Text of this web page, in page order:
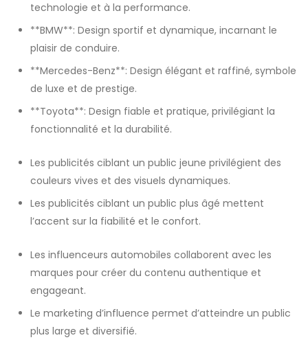
technologie et à la performance.
**BMW**: Design sportif et dynamique, incarnant le
plaisir de conduire.
**Mercedes-Benz**: Design élégant et raffiné, symbole
de luxe et de prestige.
**Toyota**: Design fiable et pratique, privilégiant la
fonctionnalité et la durabilité.
Les publicités ciblant un public jeune privilégient des
couleurs vives et des visuels dynamiques.
Les publicités ciblant un public plus âgé mettent
l’accent sur la fiabilité et le confort.
Les influenceurs automobiles collaborent avec les
marques pour créer du contenu authentique et
engageant.
Le marketing d’influence permet d’atteindre un public
plus large et diversifié.